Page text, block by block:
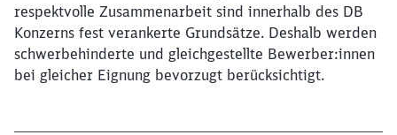
respektvolle Zusammenarbeit sind innerhalb des DB
Konzerns fest verankerte Grundsätze. Deshalb werden
schwerbehinderte und gleichgestellte Bewerber:innen
bei gleicher Eignung bevorzugt berücksichtigt.